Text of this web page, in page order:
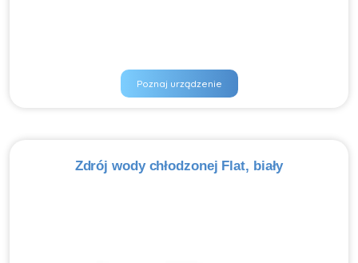
Poznaj urządzenie
Zdrój wody chłodzonej Flat, biały